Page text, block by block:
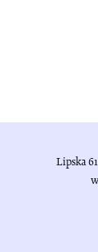
Lipska